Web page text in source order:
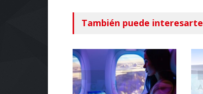
También puede interesarte